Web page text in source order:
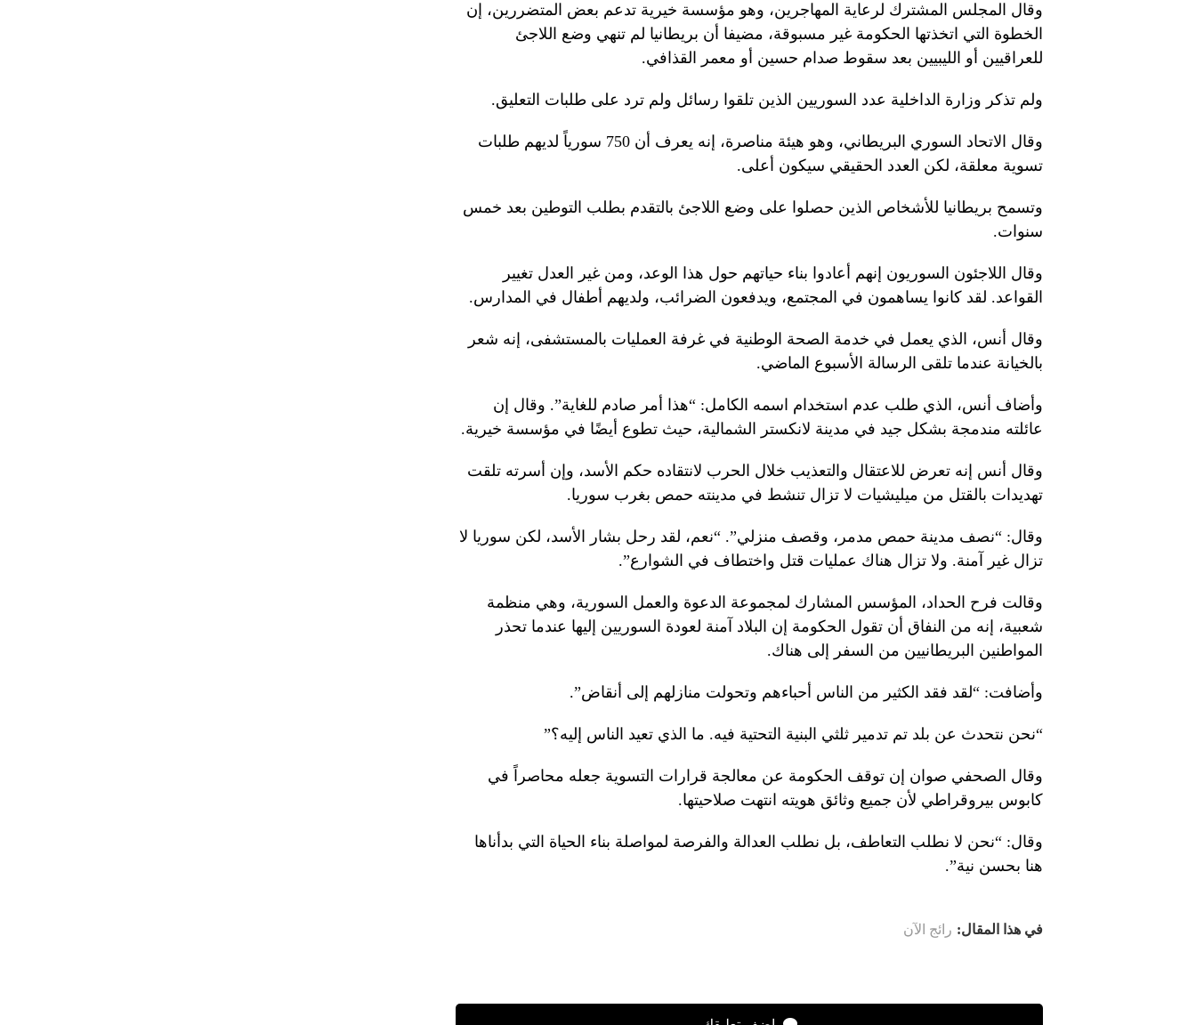
وقال المجلس المشترك لرعاية المهاجرين، وهو مؤسسة خيرية تدعم بعض المتضررين، إن
الخطوة التي اتخذتها الحكومة غير مسبوقة، مضيفا أن بريطانيا لم تنهي وضع اللاجئ
للعراقيين أو الليبيين بعد سقوط صدام حسين أو معمر القذافي.
ولم تذكر وزارة الداخلية عدد السوريين الذين تلقوا رسائل ولم ترد على طلبات التعليق.
وقال الاتحاد السوري البريطاني، وهو هيئة مناصرة، إنه يعرف أن 750 سورياً لديهم طلبات
تسوية معلقة، لكن العدد الحقيقي سيكون أعلى.
وتسمح بريطانيا للأشخاص الذين حصلوا على وضع اللاجئ بالتقدم بطلب التوطين بعد خمس
سنوات.
وقال اللاجئون السوريون إنهم أعادوا بناء حياتهم حول هذا الوعد، ومن غير العدل تغيير
القواعد. لقد كانوا يساهمون في المجتمع، ويدفعون الضرائب، ولديهم أطفال في المدارس.
وقال أنس، الذي يعمل في خدمة الصحة الوطنية في غرفة العمليات بالمستشفى، إنه شعر
بالخيانة عندما تلقى الرسالة الأسبوع الماضي.
وأضاف أنس، الذي طلب عدم استخدام اسمه الكامل: “هذا أمر صادم للغاية”. وقال إن
عائلته مندمجة بشكل جيد في مدينة لانكستر الشمالية، حيث تطوع أيضًا في مؤسسة خيرية.
وقال أنس إنه تعرض للاعتقال والتعذيب خلال الحرب لانتقاده حكم الأسد، وإن أسرته تلقت
تهديدات بالقتل من ميليشيات لا تزال تنشط في مدينته حمص بغرب سوريا.
وقال: “نصف مدينة حمص مدمر، وقصف منزلي”. “نعم، لقد رحل بشار الأسد، لكن سوريا لا
تزال غير آمنة. ولا تزال هناك عمليات قتل واختطاف في الشوارع”.
وقالت فرح الحداد، المؤسس المشارك لمجموعة الدعوة والعمل السورية، وهي منظمة
شعبية، إنه من النفاق أن تقول الحكومة إن البلاد آمنة لعودة السوريين إليها عندما تحذر
المواطنين البريطانيين من السفر إلى هناك.
وأضافت: “لقد فقد الكثير من الناس أحباءهم وتحولت منازلهم إلى أنقاض”.
“نحن نتحدث عن بلد تم تدمير ثلثي البنية التحتية فيه. ما الذي تعيد الناس إليه؟”
وقال الصحفي صوان إن توقف الحكومة عن معالجة قرارات التسوية جعله محاصراً في
كابوس بيروقراطي لأن جميع وثائق هويته انتهت صلاحيتها.
وقال: “نحن لا نطلب التعاطف، بل نطلب العدالة والفرصة لمواصلة بناء الحياة التي بدأناها
هنا بحسن نية”.
في هذا المقال: رائج الآن